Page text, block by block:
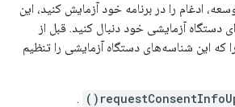
را در برنامه خود آزمایش کنید، این
آزمایشی خود دنبال کنید. قبل از
این شناسه‌های دستگاه آزمایشی را تنظیم
.